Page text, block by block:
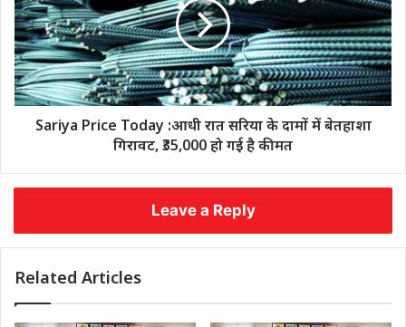
Sariya Price Today :आधी रात सरिया के दामों में बेतहाशा
गिरावट, ₹35,000 हो गई है कीमत
Leave a Reply
Related Articles